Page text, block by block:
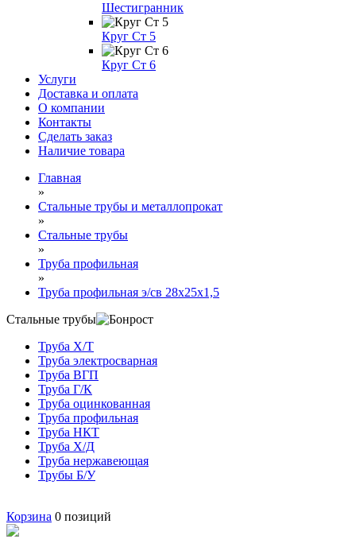
Шестигранник
Круг Ст 5
Круг Ст 6
Услуги
Доставка и оплата
О компании
Контакты
Сделать заказ
Наличие товара
Главная
»
Стальные трубы и металлопрокат
»
Стальные трубы
»
Труба профильная
»
Труба профильная э/св 28х25х1,5
Стальные трубы
Труба Х/Т
Труба электросварная
Труба ВГП
Труба Г/К
Труба оцинкованная
Труба профильная
Труба НКТ
Труба Х/Д
Труба нержавеющая
Трубы Б/У
Корзина 0 позиций